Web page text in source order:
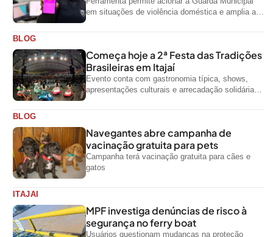
em situações de violência doméstica e amplia a
BLOG
Começa hoje a 2ª Festa das Tradições
Brasileiras em Itajaí
Evento conta com gastronomia típica, shows,
apresentações culturais e arrecadação solidária
BLOG
Navegantes abre campanha de
vacinação gratuita para pets
Campanha terá vacinação gratuita para cães e
gatos
ITAJAI
MPF investiga denúncias de risco à
segurança no ferry boat
Usuários questionam mudanças na proteção